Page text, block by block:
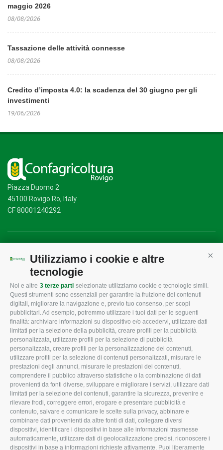
Utilizziamo i cookie e altre
tecnologie
Noi e altre 3 terze parti selezionate utilizziamo cookie e tecnologie simili.
Questi strumenti sono essenziali per garantire la fruizione dei contenuti
digitali, migliorare la navigazione e, previo tuo consenso, per scopi
pubblicitari. Ad esempio, potremmo utilizzare i tuoi dati per le seguenti
finalità: archiviare informazioni su dispositivo e/o accedervi, utilizzare dati
limitati per la selezione della pubblicità, creare profili per la pubblicità
personalizzata, utilizzare profili per la selezione di pubblicità
personalizzata, creare profili per la personalizzazione dei contenuti,
utilizzare profili per la selezione di contenuti personalizzati, misurare le
prestazioni degli annunci, misurare le prestazioni dei contenuti,
comprendere il pubblico attraverso statistiche o la combinazione di dati
provenienti da fonti diverse, sviluppare e migliorare i servizi, utilizzare dati
limitati per la selezione dei contenuti, garantire la sicurezza, prevenire e
rilevare frodi, correggere errori, erogare e presentare pubblicità e
contenuto, salvare e comunicare le scelte sulla privacy, abbinare e
combinare dati provenienti da altre fonti di dati, collegare diversi
dispositivi, identificare i dispositivi in base alle informazioni trasmesse
automaticamente, utilizzare dati di geolocalizzazione precisi, riconoscere i
dispositivi in base a informazioni richieste attivamente. Puoi liberamente
maggio 2026
08/08/2026
Tassazione delle attività connesse
08/08/2026
Credito d’imposta 4.0: la scadenza del 30 giugno per gli
investimenti
19/06/2026
Piazza Duomo 2
45100 Rovigo Ro, Italy
CF 80001240292
CONFAGRICOLTURA
ROVIGO
L'Associazione
Missione e Progetto
Organigramma aziendale
I Nostri Servizi
Uffici della Sede
provinciale
Le Sedi di Zona
Agricoltori S.r.l.
Whistleblowing
Confagricoltura Rovigo e
CONFAGRICOLTURA
INFORMA
Tecnico
Fiscale
Lavoro
Ambiente
Associazione
CONFAGRICOLTURA
ATTIVA
Notizie in evidenza